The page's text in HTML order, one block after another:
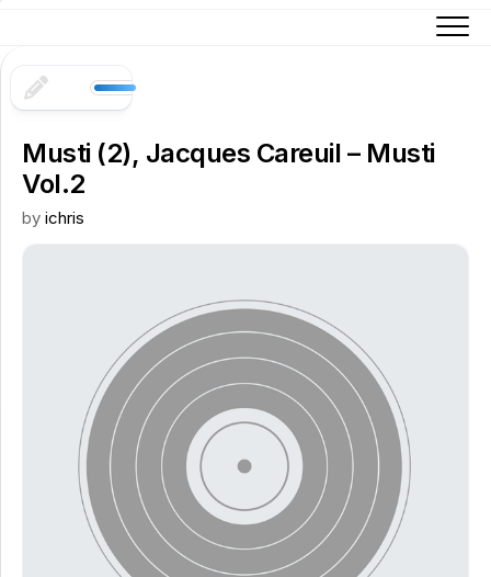
content
Musti (2), Jacques Careuil – Musti
Vol.2
by ichris